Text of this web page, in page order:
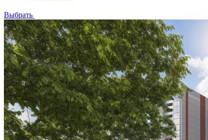
Выбрать